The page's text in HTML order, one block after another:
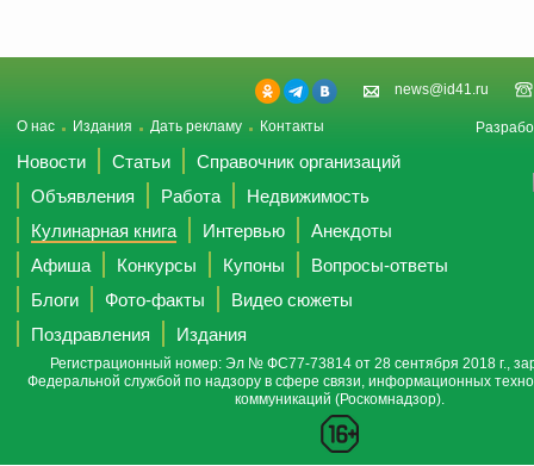
news@id41.ru
О нас Издания Дать рекламу Контакты
Новости Статьи
Справочник организаций
Объявления
Работа
Недвижимость
Кулинарная книга
Интервью
Анекдоты
Афиша
Конкурсы Купоны
Вопросы-ответы
Блоги
Фото-факты
Видео сюжеты
Поздравления
Издания
Регистрационный номер: Эл № ФС77-73814 от 28 сентября 2018 г.,
Федеральной службой по надзору в сфере связи, информационных
коммуникаций (Роскомнадзор).